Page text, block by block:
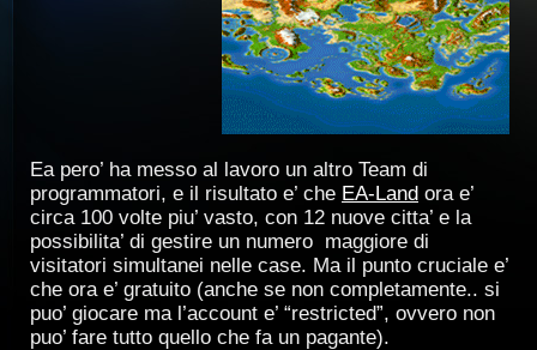
Ea pero’ ha messo al lavoro un altro Team di
programmatori, e il risultato e’ che EA-Land ora e’
circa 100 volte piu’ vasto, con 12 nuove citta’ e la
possibilita’ di gestire un numero maggiore di
visitatori simultanei nelle case. Ma il punto cruciale e’
che ora e’ gratuito (anche se non completamente.. si
puo’ giocare ma l’account e’ “restricted”, ovvero non
puo’ fare tutto quello che fa un pagante).